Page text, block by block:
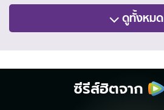
ดูทั้งหมด
ซีรีส์ฮิตจาก